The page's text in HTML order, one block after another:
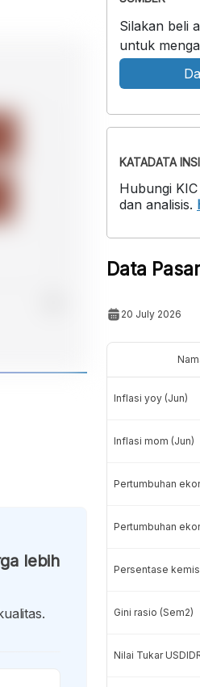
lebih
Silakan beli
untuk
KATADATA
Hubungi
dan analisis.
Data Pasar
20 July 2026
Inflasi yoy (Jun)
Inflasi mom (Jun)
Pertumbuhan
Pertumbuhan
Persentase
Gini rasio (Sem2)
Nilai Tukar